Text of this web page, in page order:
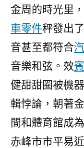
金周的時光里
車零件秤發出
音甚至都符合
音樂和弦。效
健甜甜圈被機
輯悖論，朝著
間和體育館成
赤峰市市平易